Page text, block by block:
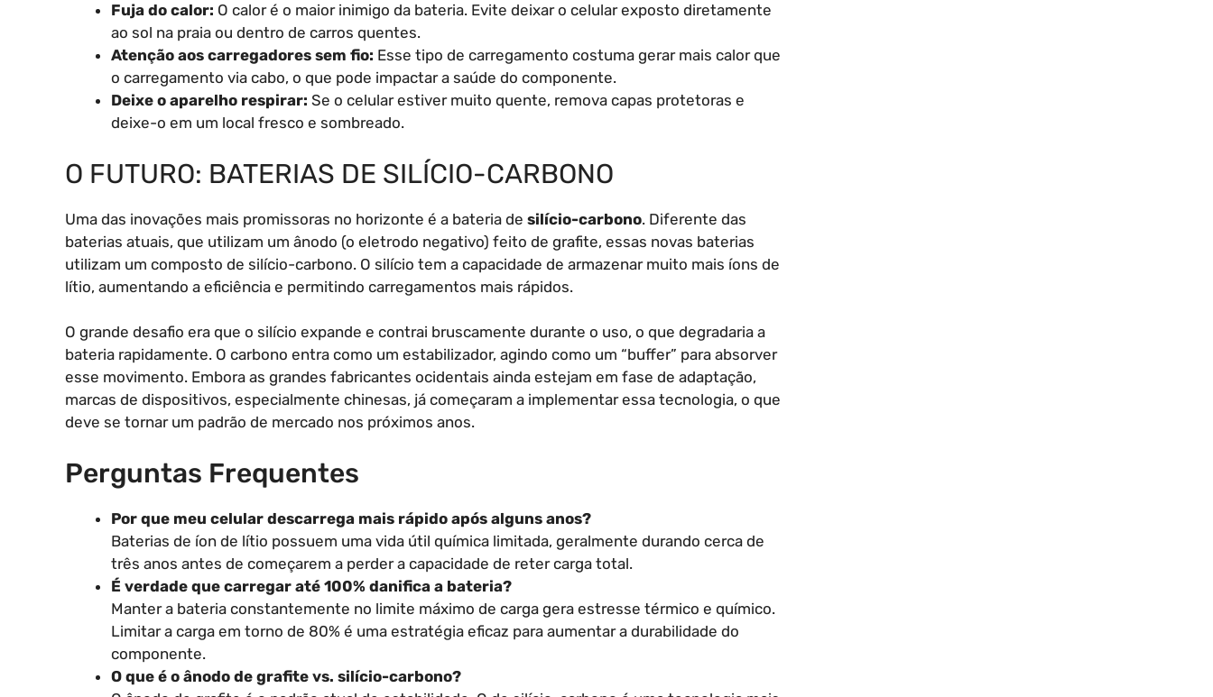
Fuja do calor: O calor é o maior inimigo da bateria. Evite deixar o celular exposto diretamente
ao sol na praia ou dentro de carros quentes.
Atenção aos carregadores sem fio: Esse tipo de carregamento costuma gerar mais calor que
o carregamento via cabo, o que pode impactar a saúde do componente.
Deixe o aparelho respirar: Se o celular estiver muito quente, remova capas protetoras e
deixe-o em um local fresco e sombreado.
O FUTURO: BATERIAS DE SILÍCIO-CARBONO
Uma das inovações mais promissoras no horizonte é a bateria de silício-carbono. Diferente das
baterias atuais, que utilizam um ânodo (o eletrodo negativo) feito de grafite, essas novas baterias
utilizam um composto de silício-carbono. O silício tem a capacidade de armazenar muito mais íons de
lítio, aumentando a eficiência e permitindo carregamentos mais rápidos.
O grande desafio era que o silício expande e contrai bruscamente durante o uso, o que degradaria a
bateria rapidamente. O carbono entra como um estabilizador, agindo como um “buffer” para absorver
esse movimento. Embora as grandes fabricantes ocidentais ainda estejam em fase de adaptação,
marcas de dispositivos, especialmente chinesas, já começaram a implementar essa tecnologia, o que
deve se tornar um padrão de mercado nos próximos anos.
Perguntas Frequentes
Por que meu celular descarrega mais rápido após alguns anos?
Baterias de íon de lítio possuem uma vida útil química limitada, geralmente durando cerca de
três anos antes de começarem a perder a capacidade de reter carga total.
É verdade que carregar até 100% danifica a bateria?
Manter a bateria constantemente no limite máximo de carga gera estresse térmico e químico.
Limitar a carga em torno de 80% é uma estratégia eficaz para aumentar a durabilidade do
componente.
O que é o ânodo de grafite vs. silício-carbono?